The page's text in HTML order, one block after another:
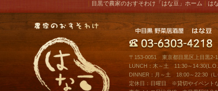
目黒で農家のおすそわけ「はな豆」ホーム は
〒153-0051 東京都目黒区上目黒2-
LUNCH：木～土 11:30～
DINNER：月～土 18:00～22:30（
定休日：日曜日 ※貸切やイベント